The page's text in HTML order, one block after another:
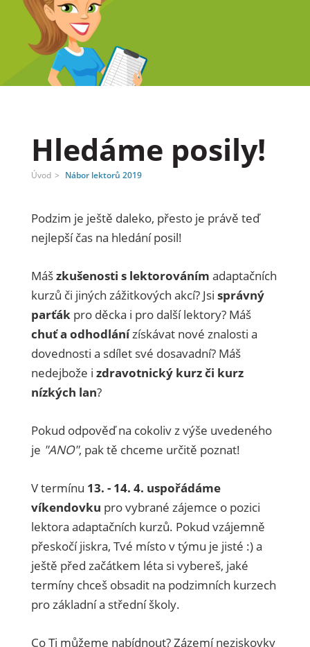
Hledáme posily!
Úvod Nábor lektorů 2019
Podzim je ještě daleko, přesto je právě teď
nejlepší čas na hledání posil!
Mášzkušenosti s lektorováním adaptačních
kurzů či jiných zážitkových akcí? Jsisprávný
parťák pro děcka i pro další lektory? Máš
chuť a odhodlánízískávat nové znalosti a
dovednosti a sdílet své dosavadní? Máš
nedejbože izdravotnický kurz či kurz
nízkých lan?
Pokud odpověď na cokoliv z výše uvedeného
je "ANO", pak tě chceme určitě poznat!
V termínu 13. - 14. 4. uspořádáme
víkendovku pro vybrané zájemce o pozici
lektora adaptačních kurzů. Pokud vzájemně
přeskočí jiskra, Tvé místo v týmu je jisté :) a
ještě před začátkem léta si vybereš, jaké
termíny chceš obsadit na podzimních kurzech
pro základní a střední školy.
Co Ti můžeme nabídnout? Zázemí neziskovky